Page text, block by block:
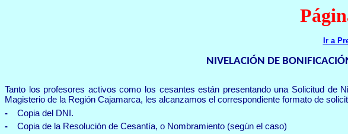
Ir a
NIVELACIÓN DE
Tanto los profesores activos como los cesantes están presentando una Solicitud de
Magisterio de la Región Cajamarca, les alcanzamos el correspondiente formato de
- Copia del DNI.
- Copia de la Resolución de Cesantía, o Nombramiento (según el caso)